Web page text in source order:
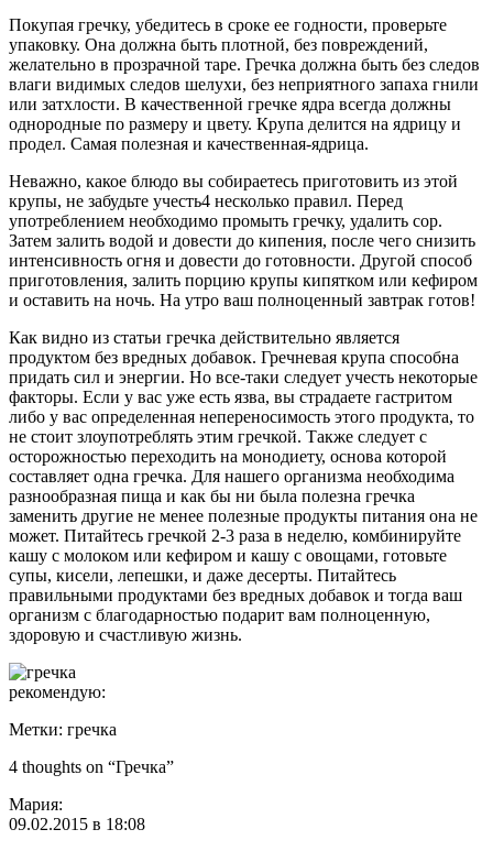
Покупая гречку, убедитесь в сроке ее годности, проверьте
упаковку. Она должна быть плотной, без повреждений,
желательно в прозрачной таре. Гречка должна быть без следов
влаги видимых следов шелухи, без неприятного запаха гнили
или затхлости. В качественной гречке ядра всегда должны
однородные по размеру и цвету. Крупа делится на ядрицу и
продел. Самая полезная и качественная-ядрица.
Неважно, какое блюдо вы собираетесь приготовить из этой
крупы, не забудьте учесть4 несколько правил. Перед
употреблением необходимо промыть гречку, удалить сор.
Затем залить водой и довести до кипения, после чего снизить
интенсивность огня и довести до готовности. Другой способ
приготовления, залить порцию крупы кипятком или кефиром
и оставить на ночь. На утро ваш полноценный завтрак готов!
Как видно из статьи гречка действительно является
продуктом без вредных добавок. Гречневая крупа способна
придать сил и энергии. Но все-таки следует учесть некоторые
факторы. Если у вас уже есть язва, вы страдаете гастритом
либо у вас определенная непереносимость этого продукта, то
не стоит злоупотреблять этим гречкой. Также следует с
осторожностью переходить на монодиету, основа которой
составляет одна гречка. Для нашего организма необходима
разнообразная пища и как бы ни была полезна гречка
заменить другие не менее полезные продукты питания она не
может. Питайтесь гречкой 2-3 раза в неделю, комбинируйте
кашу с молоком или кефиром и кашу с овощами, готовьте
супы, кисели, лепешки, и даже десерты. Питайтесь
правильными продуктами без вредных добавок и тогда ваш
организм с благодарностью подарит вам полноценную,
здоровую и счастливую жизнь.
рекомендую:
Метки: гречка
4 thoughts on “Гречка”
Мария:
09.02.2015 в 18:08